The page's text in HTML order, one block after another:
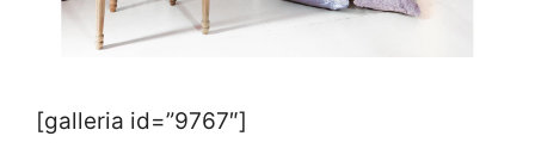
[galleria id=”9767″]